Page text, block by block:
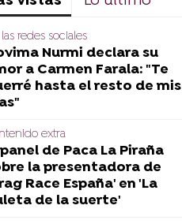
redes sociales
Nurmi declara su
a Carmen Farala: "Te
hasta el resto de mis
extra
de Paca La Piraña
la presentadora de
Race España' en 'La
de la suerte'